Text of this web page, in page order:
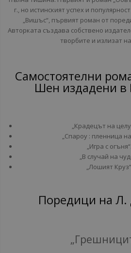
г., но истинският успех и
„Вишъс“, първият роман от
Авторката създава собствено
творбите и излизат
Самостоятелни
Шен издадени в
„Крадецът на
„Спароу : пленница
„Игра с огъня“.
„В случай на
„Лошият
Поредици на